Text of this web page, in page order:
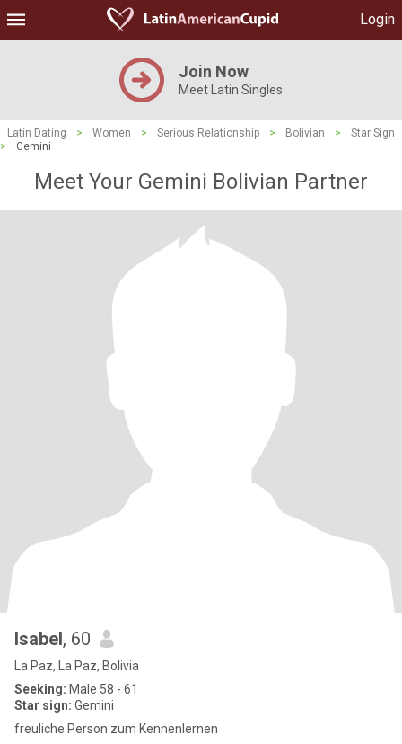
Login
Join Now
Meet Latin Singles
Latin Dating > Women > Serious Relationship > Bolivian >
Star Sign
>
Gemini
Meet Your Gemini Bolivian Partner
Isabel, 60
La Paz, La Paz, Bolivia
Seeking: Male 58 - 61
Star sign: Gemini
freuliche Person zum Kennenlernen